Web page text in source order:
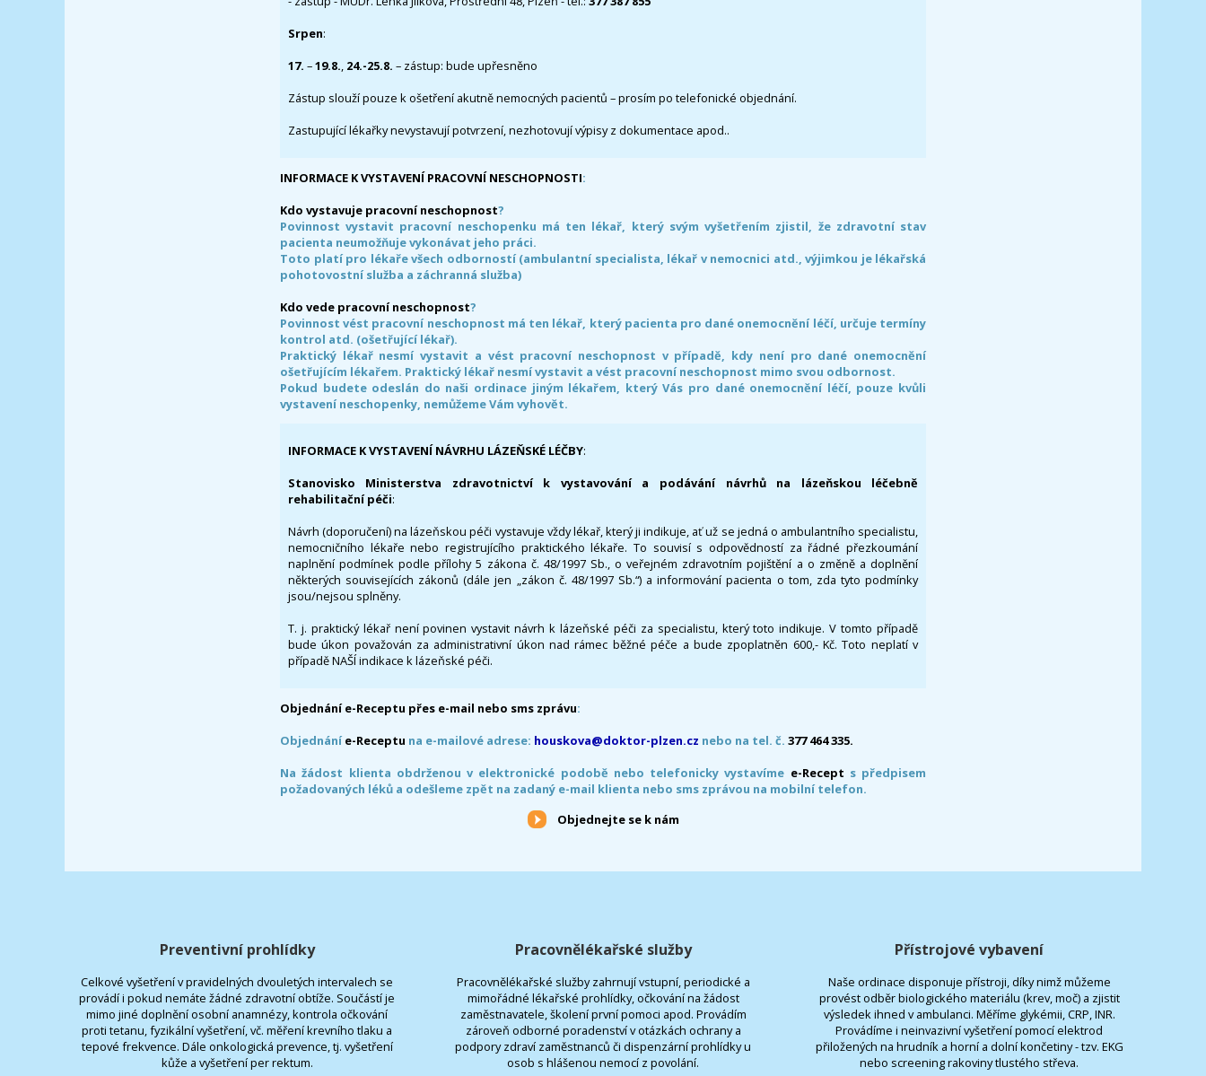
Srpen:
17. –19.8., 24.-25.8. – zástup: bude upřesněno
Zástup slouží pouze k ošetření akutně nemocných pacientů – prosím po telefonické objednání.
Zastupující lékařky nevystavují potvrzení, nezhotovují výpisy z dokumentace apod..
INFORMACE K VYSTAVENÍ PRACOVNÍ NESCHOPNOSTI:
Kdo vystavuje pracovní neschopnost?
Povinnost vystavit pracovní neschopenku má ten lékař, který svým vyšetřením zjistil, že zdravotní stav
pacienta neumožňuje vykonávat jeho práci.
Toto platí pro lékaře všech odborností (ambulantní specialista, lékař v nemocnici atd., výjimkou je lékařská
pohotovostní služba a záchranná služba)
Kdo vede pracovní neschopnost?
Povinnost vést pracovní neschopnost má ten lékař, který pacienta pro dané onemocnění léčí, určuje termíny
kontrol atd. (ošetřující lékař).
Praktický lékař nesmí vystavit a vést pracovní neschopnost v případě, kdy není pro dané onemocnění
ošetřujícím lékařem. Praktický lékař nesmí vystavit a vést pracovní neschopnost mimo svou odbornost.
Pokud budete odeslán do naši ordinace jiným lékařem, který Vás pro dané onemocnění léčí, pouze kvůli
vystavení neschopenky, nemůžeme Vám vyhovět.
INFORMACE K VYSTAVENÍ NÁVRHU LÁZEŇSKÉ LÉČBY:
Stanovisko Ministerstva zdravotnictví k vystavování a podávání návrhů na lázeňskou léčebně
rehabilitační péči:
Návrh (doporučení) na lázeňskou péči vystavuje vždy lékař, který ji indikuje, ať už se jedná o ambulantního specialistu,
nemocničního lékaře nebo registrujícího praktického lékaře. To souvisí s odpovědností za řádné přezkoumání
naplnění podmínek podle přílohy 5 zákona č. 48/1997 Sb., o veřejném zdravotním pojištění a o změně a doplnění
některých souvisejících zákonů (dále jen „zákon č. 48/1997 Sb.“) a informování pacienta o tom, zda tyto podmínky
jsou/nejsou splněny.
T. j. praktický lékař není povinen vystavit návrh k lázeňské péči za specialistu, který toto indikuje. V tomto případě
bude úkon považován za administrativní úkon nad rámec běžné péče a bude zpoplatněn 600,- Kč. Toto neplatí v
případě NAŠÍ indikace k lázeňské péči.
Objednání e-Receptu přes e-mail nebo sms zprávu:
Objednáníe-Receptu na e-mailové adrese: houskova@doktor-plzen.cz nebo na tel. č. 377 464 335.
Na žádost klienta obdrženou v elektronické podobě nebo telefonicky vystavíme e-Recept s předpisem
požadovaných léků a odešleme zpět na zadaný e-mail klienta nebo sms zprávou na mobilní telefon.
Objednejte se k nám
Preventivní prohlídky
Celkové vyšetření v pravidelných dvouletých intervalech se
provádí i pokud nemáte žádné zdravotní obtíže. Součástí je
mimo jiné doplnění osobní anamnézy, kontrola očkování
proti tetanu, fyzikální vyšetření, vč. měření krevního tlaku a
tepové frekvence. Dále onkologická prevence, tj. vyšetření
kůže a vyšetření per rektum.
Pracovnělékařské služby
Pracovnělékařské služby zahrnují vstupní, periodické a
mimořádné lékařské prohlídky, očkování na žádost
zaměstnavatele, školení první pomoci apod. Provádím
zároveň odborné poradenství v otázkách ochrany a
podpory zdraví zaměstnanců či dispenzární prohlídky u
osob s hlášenou nemocí z povolání.
Přístrojové vybavení
Naše ordinace disponuje přístroji, díky nimž můžeme
provést odběr biologického materiálu (krev, moč) a zjistit
výsledek ihned v ambulanci. Měříme glykémii, CRP, INR.
Provádíme i neinvazivní vyšetření pomocí elektrod
přiložených na hrudník a horní a dolní končetiny - tzv. EKG
nebo screening rakoviny tlustého střeva.